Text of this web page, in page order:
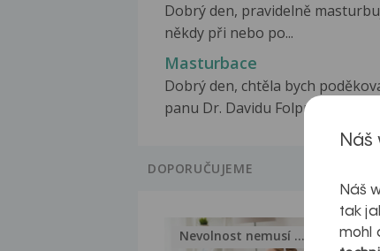
Dobrý den, pravidelně
někdy při nebo po...
Masturbace
Dobrý den, chtěla bych
panu Dr. Davidu Folprechtu...
DOPORUČUJEME
Nevolnost nemusí být nutnou...
Náš
Náš
tak
mohl